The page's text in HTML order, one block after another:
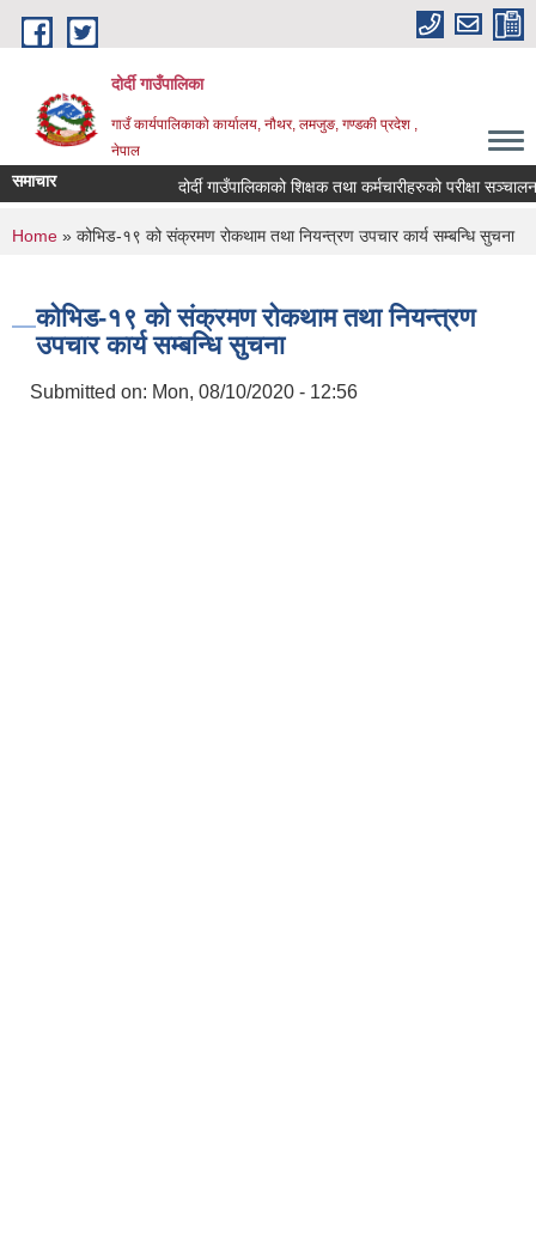
Skip to main content
दोर्दी गाउँपालिका
गाउँ कार्यपालिकाको कार्यालय, नौथर, लमजुङ, गण्डकी प्रदेश ,
नेपाल
समाचार दोर्दी गाउँपालिकाको शिक्षक तथा कर्मचारीहरुको परीक्षा
You are here
Home » कोभिड-१९ को संक्रमण रोकथाम तथा नियन्त्रण उपचार कार्य सम्बन्धि सुचना
कोभिड-१९ को संक्रमण रोकथाम तथा नियन्त्रण
उपचार कार्य सम्बन्धि सुचना
Submitted on: Mon, 08/10/2020 - 12:56